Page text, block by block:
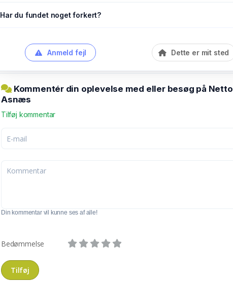
Har du fundet noget forkert?
Anmeld fejl Dette er mit sted
Kommentér din oplevelse med eller besøg på Netto
Asnæs
Tilføj kommentar
Din kommentar vil kunne ses af alle!
Bedømmelse